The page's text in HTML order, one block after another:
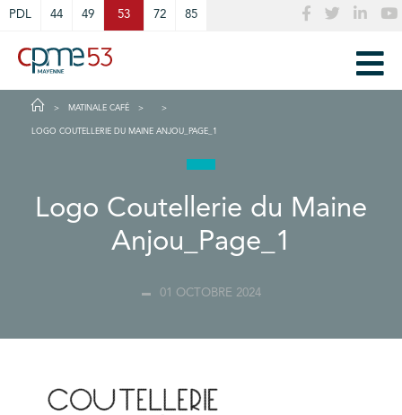
PDL 44 49 53 72 85
MATINALE CAFÉ
LOGO COUTELLERIE DU MAINE ANJOU_PAGE_1
Logo Coutellerie du Maine
Anjou_Page_1
01 OCTOBRE 2024
Cookies management panel